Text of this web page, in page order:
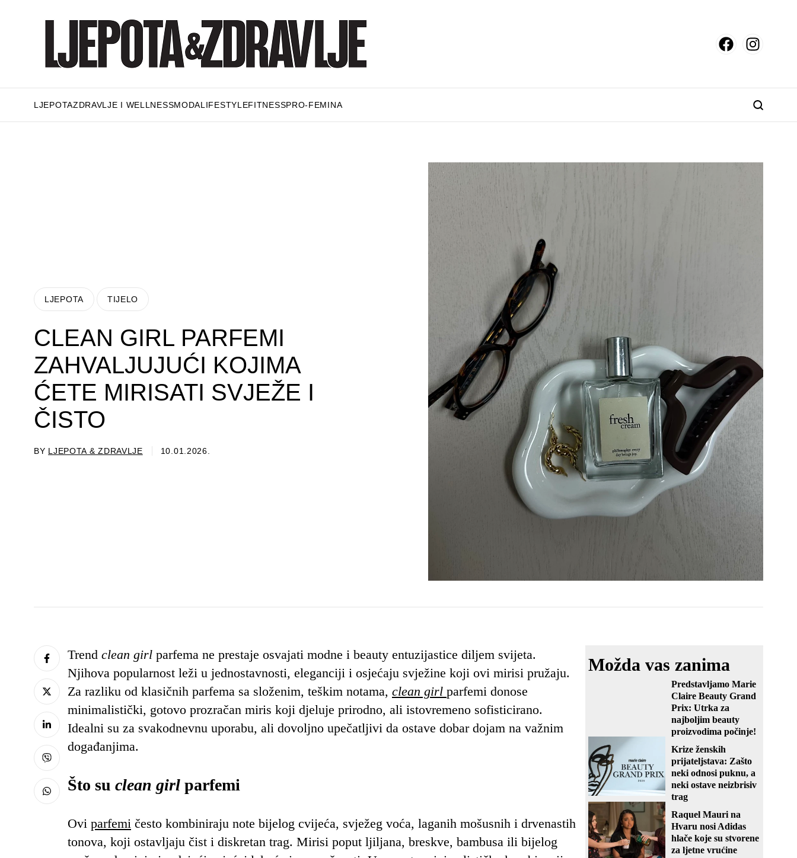
LJEPOTAZDRAVLJE I WELLNESSMODALIFESTYLEFITNESSPRO-FEMINA
LJEPOTA TIJELO
CLEAN GIRL PARFEMI
ZAHVALJUJUĆI KOJIMA
ĆETE MIRISATI SVJEŽE I
ČISTO
BY LJEPOTA & ZDRAVLJE 10.01.2026.
Trend clean girl parfema ne prestaje osvajati modne i beauty entuzijastice diljem svijeta.
Njihova popularnost leži u jednostavnosti, eleganciji i osjećaju svježine koji ovi mirisi pružaju.
Za razliku od klasičnih parfema sa složenim, teškim notama, clean girl parfemi donose
minimalistički, gotovo prozračan miris koji djeluje prirodno, ali istovremeno sofisticirano.
Idealni su za svakodnevnu uporabu, ali dovoljno upečatljivi da ostave dobar dojam na važnim
događanjima.
Što su clean girl parfemi
Ovi parfemi često kombiniraju note bijelog cvijeća, svježeg voća, laganih mošusnih i drvenastih
tonova, koji ostavljaju čist i diskretan trag. Mirisi poput ljiljana, breskve, bambusa ili bijelog
Možda vas zanima
Predstavljamo Marie
Claire Beauty Grand
Prix: Utrka za
najboljim beauty
proizvodima počinje!
Krize ženskih
prijateljstava: Zašto
neki odnosi puknu, a
neki ostave neizbrisiv
trag
Raquel Mauri na
Hvaru nosi Adidas
hlače koje su stvorene
za ljetne vrućine